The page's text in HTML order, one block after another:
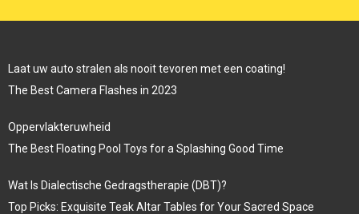
Laat uw auto stralen als nooit tevoren met een coating!
The Best Camera Flashes in 2023
Oppervlakteruwheid
The Best Floating Pool Toys for a Splashing Good Time
Wat Is Dialectische Gedragstherapie (DBT)?
Top Picks: Exquisite Teak Altar Tables for Your Sacred Space